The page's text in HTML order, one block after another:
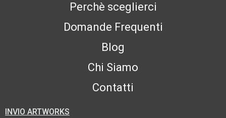
Perchè sceglierci
Domande Frequenti
Blog
Chi Siamo
Contatti
INVIO ARTWORKS